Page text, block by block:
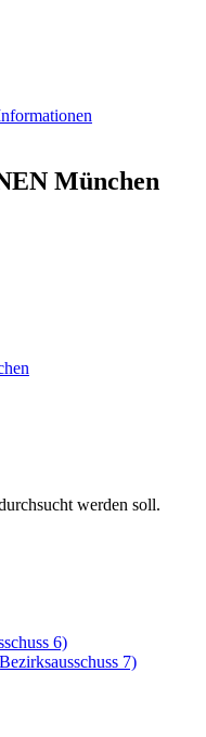
München
werden soll.
6)
7)